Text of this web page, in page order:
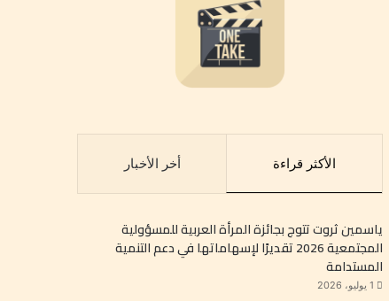
الأكثر قراءة أخر الأخبار
ياسمين ثروت تتوج بجائزة المرأة العربية للمسؤولية
المجتمعية 2026 تقديرًا لإسهاماتها في دعم التنمية
المستدامة
1 يوليو، 2026